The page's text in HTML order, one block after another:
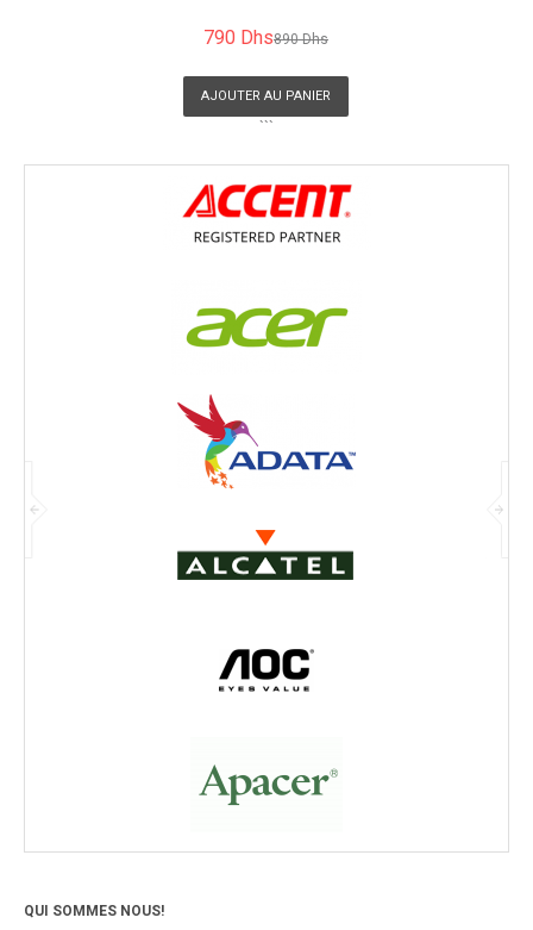
790 Dhs890 Dhs
AJOUTER AU PANIER
```
QUI SOMMES NOUS!